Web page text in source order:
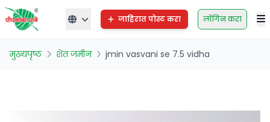
जाहिरात पोस्ट करा लॉगिन करा
मुख्यपृष्ठ शेत जमीन jmin vasvani se 7.5 vidha